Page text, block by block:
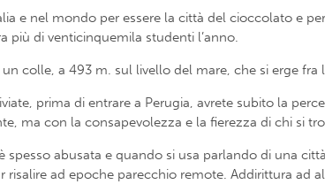
e nel mondo per essere la città del cioccolato e
più di venticinquemila studenti l’anno.
colle, a 493 m. sul livello del mare, che si erge
prima di entrare a Perugia, avrete subito la
ma con la consapevolezza e la fierezza di chi si
spesso abusata e quando si usa parlando di una
risalire ad epoche parecchio remote. Addirittura ad